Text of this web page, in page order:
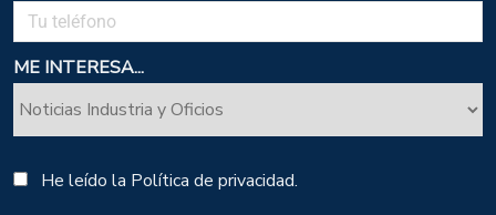
ME INTERESA...
He leído la Política de privacidad.